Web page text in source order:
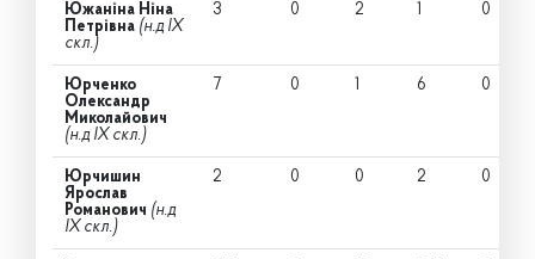
Южаніна Ніна
Петрівна (н.д IX
скл.)
3 0 2 1 0
Юрченко
Олександр
Миколайович
(н.д IX скл.)
7 0 1 6 0
Юрчишин
Ярослав
Романович (н.д
IX скл.)
2 0 0 2 0